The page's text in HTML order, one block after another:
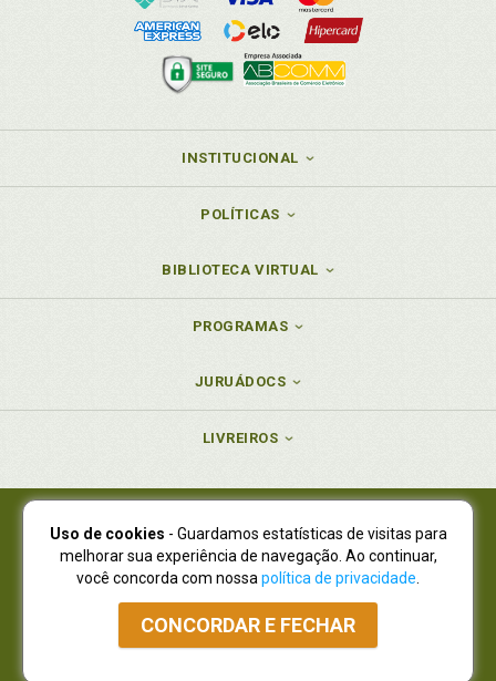
INSTITUCIONAL
POLÍTICAS
BIBLIOTECA VIRTUAL
PROGRAMAS
JURUÁDOCS
LIVREIROS
Juruá Editora Ltda., CNPJ 77.535.508/0001-19
Juruá Informática Ltda., CNPJ 01.701.561/0001-80
NOVO ENDEREÇO:R. Flávio Dallegrave, 7665, São Lourenço |
Curitiba - Paraná - CEP 82210-310
Atendimento: (41) 4009-3900|Vendas Atacado: (41) 4009-3939
Atendimento via Whatsapp
Uso de cookies - Guardamos estatísticas de visitas para
melhorar sua experiência de navegação. Ao continuar,
você concorda com nossa política de privacidade
CONCORDAR E FECHAR